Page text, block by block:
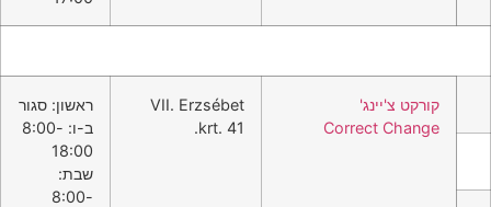
קורקט צ'יינג'
Correct Change
VII. Erzsébet
krt. 41.
ראשון: סגור
ב-ו: 8:00-
18:00
שבת:
8:00-